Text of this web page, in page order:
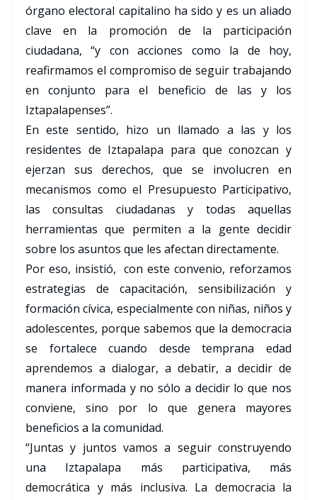
órgano electoral capitalino ha sido y es un aliado
clave en la promoción de la participación
ciudadana, “y con acciones como la de hoy,
reafirmamos el compromiso de seguir trabajando
en conjunto para el beneficio de las y los
Iztapalapenses”.
En este sentido, hizo un llamado a las y los
residentes de Iztapalapa para que conozcan y
ejerzan sus derechos, que se involucren en
mecanismos como el Presupuesto Participativo,
las consultas ciudadanas y todas aquellas
herramientas que permiten a la gente decidir
sobre los asuntos que les afectan directamente.
Por eso, insistió, con este convenio, reforzamos
estrategias de capacitación, sensibilización y
formación cívica, especialmente con niñas, niños y
adolescentes, porque sabemos que la democracia
se fortalece cuando desde temprana edad
aprendemos a dialogar, a debatir, a decidir de
manera informada y no sólo a decidir lo que nos
conviene, sino por lo que genera mayores
beneficios a la comunidad.
“Juntas y juntos vamos a seguir construyendo
una Iztapalapa más participativa, más
democrática y más inclusiva. La democracia la